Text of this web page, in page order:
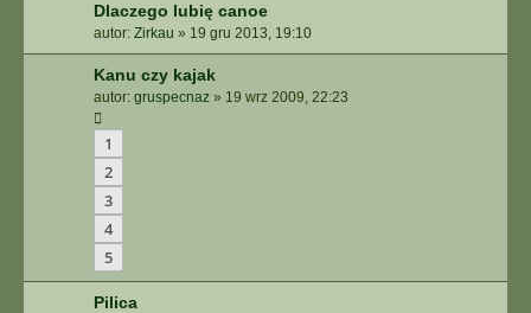
Dlaczego lubię canoe
autor: Zirkau » 19 gru 2013, 19:10
Kanu czy kajak
autor: gruspecnaz » 19 wrz 2009, 22:23
1
2
3
4
5
Pilica